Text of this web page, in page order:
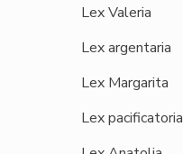
Lex Valeria
Lex argentaria
Lex Margarita
Lex pacificatoria